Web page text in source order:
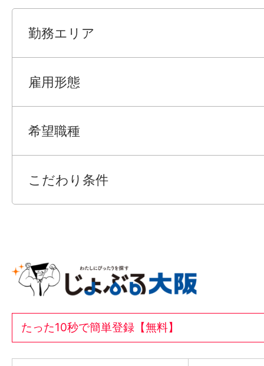
勤務エリア
雇用形態
希望職種
こだわり条件
たった10秒で簡単登録【無料】